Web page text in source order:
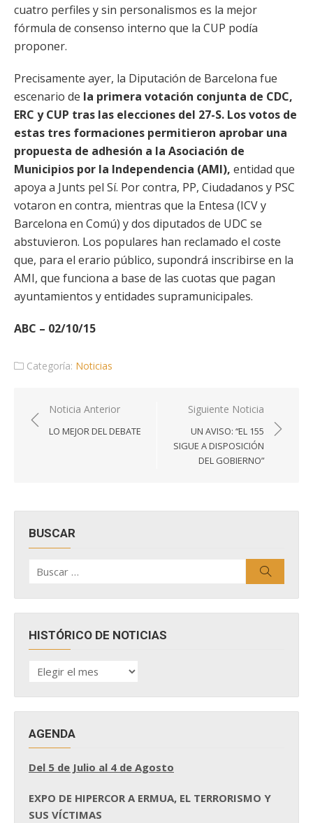
cuatro perfiles y sin personalismos es la mejor
fórmula de consenso interno que la CUP podía
proponer.
Precisamente ayer, la Diputación de Barcelona fue
escenario de la primera votación conjunta de CDC,
ERC y CUP tras las elecciones del 27-S. Los votos de
estas tres formaciones permitieron aprobar una
propuesta de adhesión a la Asociación de
Municipios por la Independencia (AMI), entidad que
apoya a Junts pel Sí. Por contra, PP, Ciudadanos y PSC
votaron en contra, mientras que la Entesa (ICV y
Barcelona en Comú) y dos diputados de UDC se
abstuvieron. Los populares han reclamado el coste
que, para el erario público, supondrá inscribirse en la
AMI, que funciona a base de las cuotas que pagan
ayuntamientos y entidades supramunicipales.
ABC – 02/10/15
Categoría: Noticias
Navegación
de
Noticia Anterior
LO MEJOR DEL DEBATE
Siguiente Noticia
UN AVISO: “EL 155
SIGUE A DISPOSICIÓN
DEL GOBIERNO”
BUSCAR
por:
HISTÓRICO DE NOTICIAS
HISTÓRICO
DE
AGENDA
Del 5 de Julio al 4 de Agosto
EXPO DE HIPERCOR A ERMUA, EL TERRORISMO Y
SUS VÍCTIMAS